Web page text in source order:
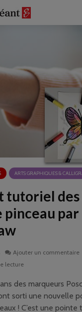
ARTS GRAPHIQUES &
tutoriel des
pinceau par
Ajouter un commentaire
lecture
des marqueurs
sorti une nouvelle
! C’est une pointe